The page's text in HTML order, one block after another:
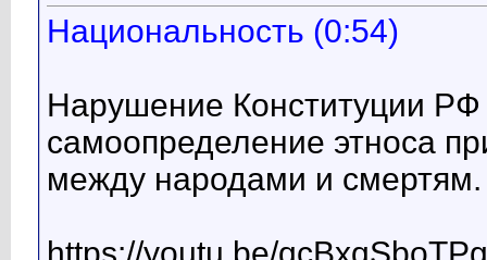
Национальность (0:54)
Нарушение Конституции РФ
самоопределение этноса
между народами и смертям.